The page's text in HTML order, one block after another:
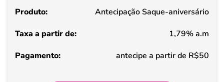
de
Pagamento
Antecipação Saque-aniversário
1,79% a.m
antecipe a partir de R$50